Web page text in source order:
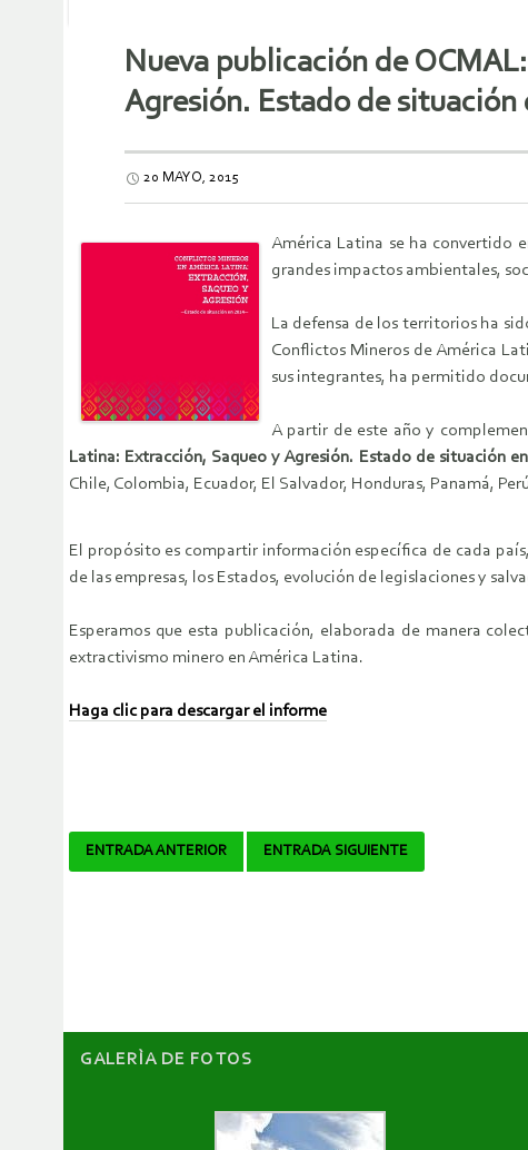
Nueva publicación de
Agresión. Estado de situación
20 MAYO, 2015
América Latina se ha convertido
grandes impactos ambientales,
La defensa de los territorios ha
Conflictos Mineros de América
sus integrantes, ha permitido
A partir de este año y
Latina: Extracción, Saqueo y Agresión. Estado de situación
Chile, Colombia, Ecuador, El Salvador, Honduras, Panamá,
El propósito es compartir información específica de cada
de las empresas, los Estados, evolución de legislaciones y
Esperamos que esta publicación, elaborada de manera
extractivismo minero en América Latina.
Haga clic para descargar el informe
Navegador
ENTRADA ANTERIOR ENTRADA SIGUIENTE
GALERÌA DE FOTOS